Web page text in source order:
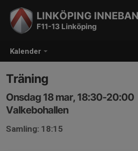
Kalender
LINKÖPING
F11-13 Linköping
Träning
Onsdag 18 mar, 18:30-20:00
Valkebohallen
Samling: 18:15